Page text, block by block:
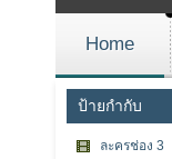
Home
ป้ายกำกับ
ละครช่อง 3